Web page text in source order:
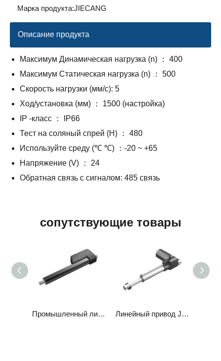
Марка продукта:JIECANG
Описание продукта
Максимум Динамическая нагрузка (n) ： 400
Максимум Статическая нагрузка (n) ： 500
Скорость нагрузки (мм/с): 5
Ход/установка (мм) ： 1500 (настройка)
IP -класс ： IP66
Тест на соляный спрей (H) ： 480
Используйте среду (℃ ℃) ：-20 ~ +65
Напряжение (V) ： 24
Обратная связь с сигналом: 485 связь
сопутствующие товары
Промышленный линейный привод JC35FA2 Линейный привод JC35DH